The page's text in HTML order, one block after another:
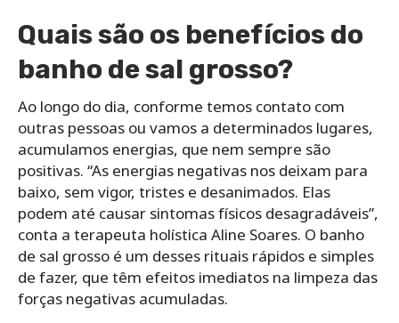
Quais são os benefícios do
banho de sal grosso?
Ao longo do dia, conforme temos contato com
outras pessoas ou vamos a determinados lugares,
acumulamos energias, que nem sempre são
positivas. “As energias negativas nos deixam para
baixo, sem vigor, tristes e desanimados. Elas
podem até causar sintomas físicos desagradáveis”,
conta a terapeuta holística Aline Soares. O banho
de sal grosso é um desses rituais rápidos e simples
de fazer, que têm efeitos imediatos na limpeza das
forças negativas acumuladas.